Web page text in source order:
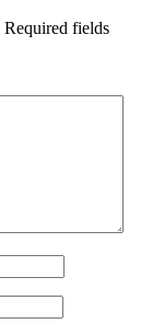
Required fields